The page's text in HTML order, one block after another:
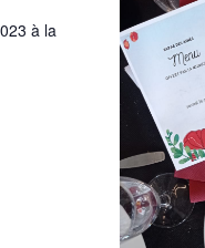
à la